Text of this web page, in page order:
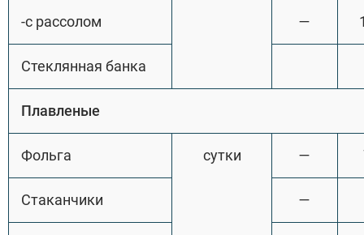
-с рассолом —
Стеклянная банка
Плавленые
Фольга сутки —
Стаканчики —